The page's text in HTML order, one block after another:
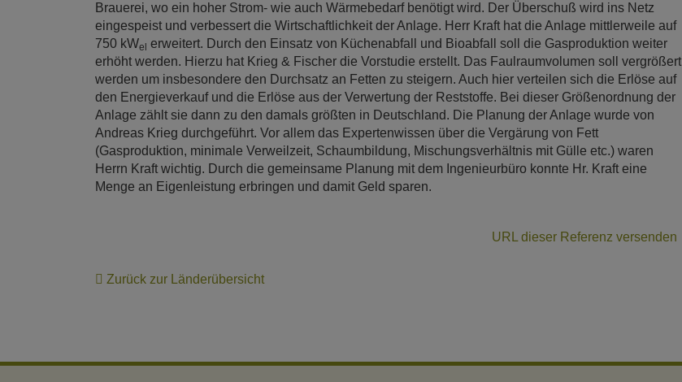
Brauerei, wo ein hoher Strom- wie auch Wärmebedarf benötigt wird. Der Überschuß wird ins Netz
eingespeist und verbessert die Wirtschaftlichkeit der Anlage. Herr Kraft hat die Anlage mittlerweile auf
750 kWel erweitert. Durch den Einsatz von Küchenabfall und Bioabfall soll die Gasproduktion weiter
erhöht werden. Hierzu hat Krieg & Fischer die Vorstudie erstellt. Das Faulraumvolumen soll vergrößert
werden um insbesondere den Durchsatz an Fetten zu steigern. Auch hier verteilen sich die Erlöse auf
den Energieverkauf und die Erlöse aus der Verwertung der Reststoffe. Bei dieser Größenordnung der
Anlage zählt sie dann zu den damals größten in Deutschland. Die Planung der Anlage wurde von
Andreas Krieg durchgeführt. Vor allem das Expertenwissen über die Vergärung von Fett
(Gasproduktion, minimale Verweilzeit, Schaumbildung, Mischungsverhältnis mit Gülle etc.) waren
Herrn Kraft wichtig. Durch die gemeinsame Planung mit dem Ingenieurbüro konnte Hr. Kraft eine
Menge an Eigenleistung erbringen und damit Geld sparen.
URL dieser Referenz versenden
Zurück zur Länderübersicht